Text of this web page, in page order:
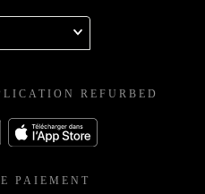
REFURBED
PAIEMENT